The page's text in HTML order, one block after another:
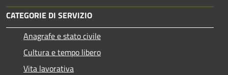
CATEGORIE DI SERVIZIO
Anagrafe e stato civile
Cultura e tempo libero
Vita lavorativa